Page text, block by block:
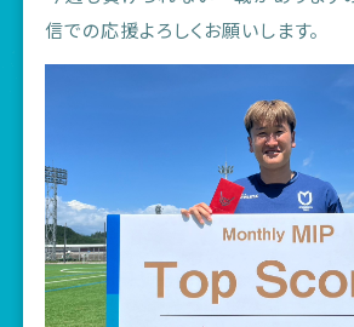
信での応援よろしくお願いします。